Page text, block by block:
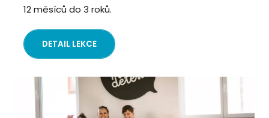
12 měsíců do 3 roků.
DETAIL LEKCE